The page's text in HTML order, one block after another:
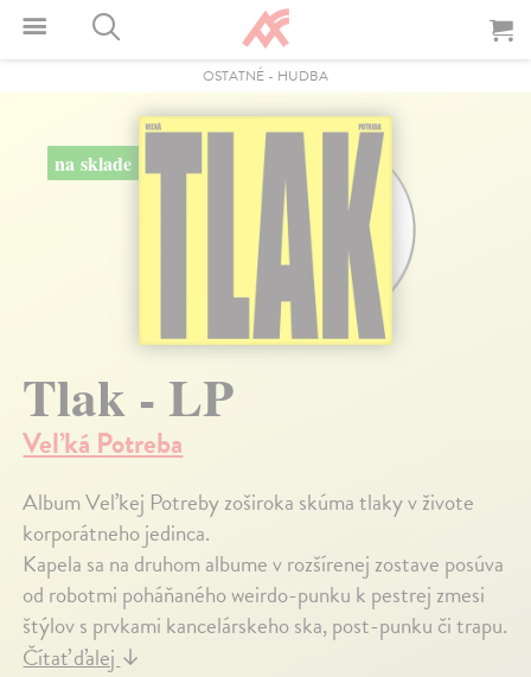
OSTATNÉ - HUDBA
na sklade
Tlak - LP
Veľká Potreba
Album Veľkej Potreby zoširoka skúma tlaky v živote
korporátneho jedinca.
Kapela sa na druhom albume v rozšírenej zostave posúva
od robotmi poháňaného weirdo-punku k pestrej zmesi
štýlov s prvkami kancelárskeho ska, post-punku či trapu.
Čítať ďalej↓